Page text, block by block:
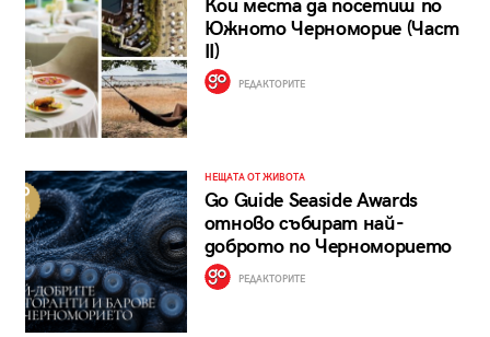
Кои места да посетиш по
Южното Черноморие (Част
II)
РЕДАКТОРИТЕ
НЕЩАТА ОТ ЖИВОТА
Go Guide Seaside Awards
отново събират най-
доброто по Черноморието
РЕДАКТОРИТЕ